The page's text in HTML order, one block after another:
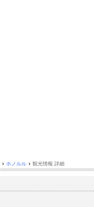
› ホノルル › 観光情報 詳細